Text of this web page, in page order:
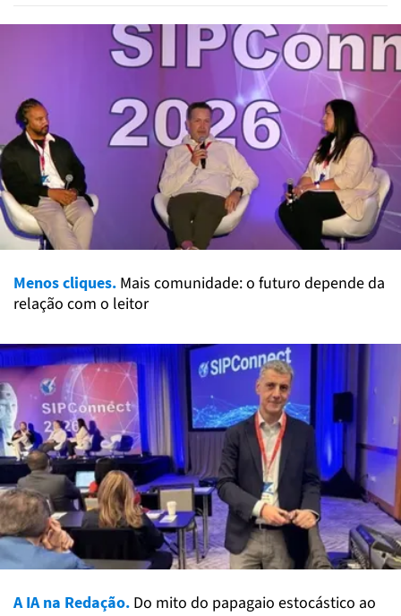
Menos cliques. Mais comunidade: o futuro depende da
relação com o leitor
A IA na Redação. Do mito do papagaio estocástico ao